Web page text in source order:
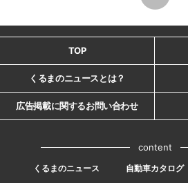
TOP
くるまのニュースとは？
広告掲載に関するお問い合わせ
content
くるまのニュース 自動車カタログ